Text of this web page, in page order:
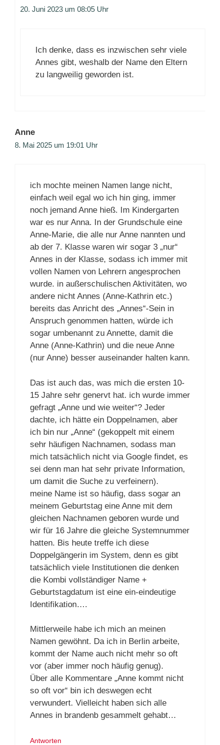
20. Juni 2023 um 08:05 Uhr
Ich denke, dass es inzwischen sehr viele
Annes gibt, weshalb der Name den Eltern
zu langweilig geworden ist.
Anne
8. Mai 2025 um 19:01 Uhr
ich mochte meinen Namen lange nicht,
einfach weil egal wo ich hin ging, immer
noch jemand Anne hieß. Im Kindergarten
war es nur Anna. In der Grundschule eine
Anne-Marie, die alle nur Anne nannten und
ab der 7. Klasse waren wir sogar 3 „nur“
Annes in der Klasse, sodass ich immer mit
vollen Namen von Lehrern angesprochen
wurde. in außerschulischen Aktivitäten, wo
andere nicht Annes (Anne-Kathrin etc.)
bereits das Anricht des „Annes“-Sein in
Anspruch genommen hatten, würde ich
sogar umbenannt zu Annette, damit die
Anne (Anne-Kathrin) und die neue Anne
(nur Anne) besser auseinander halten kann.
Das ist auch das, was mich die ersten 10-
15 Jahre sehr genervt hat. ich wurde immer
gefragt „Anne und wie weiter“? Jeder
dachte, ich hätte ein Doppelnamen, aber
ich bin nur „Anne“ (gekoppelt mit einem
sehr häufigen Nachnamen, sodass man
mich tatsächlich nicht via Google findet, es
sei denn man hat sehr private Information,
um damit die Suche zu verfeinern).
meine Name ist so häufig, dass sogar an
meinem Geburtstag eine Anne mit dem
gleichen Nachnamen geboren wurde und
wir für 16 Jahre die gleiche Systemnummer
hatten. Bis heute treffe ich diese
Doppelgängerin im System, denn es gibt
tatsächlich viele Institutionen die denken
die Kombi vollständiger Name +
Geburtstagdatum ist eine ein-eindeutige
Identifikation….
Mittlerweile habe ich mich an meinen
Namen gewöhnt. Da ich in Berlin arbeite,
kommt der Name auch nicht mehr so oft
vor (aber immer noch häufig genug).
Über alle Kommentare „Anne kommt nicht
so oft vor“ bin ich deswegen echt
verwundert. Vielleicht haben sich alle
Annes in brandenb gesammelt gehabt…
Antworten